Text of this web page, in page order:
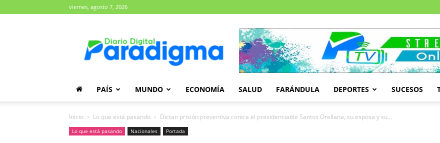
viernes, agosto 7, 2026
Paradigma
PAÍS MUNDO ECONOMÍA SALUD FARÁNDULA DEPORTES SUCESOS
Inicio Lo que está pasando Dictan prisión preventiva contra el presidenciable Santos Orellana, su esposa y su...
Lo que está pasando Nacionales Portada